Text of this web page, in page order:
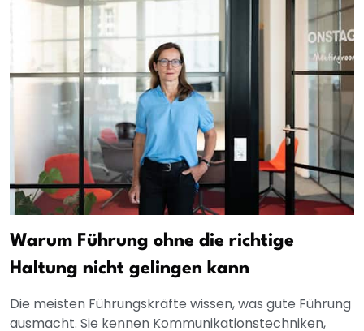
Warum Führung ohne die richtige
Haltung nicht gelingen kann
Die meisten Führungskräfte wissen, was gute Führung
ausmacht. Sie kennen Kommunikationstechniken,